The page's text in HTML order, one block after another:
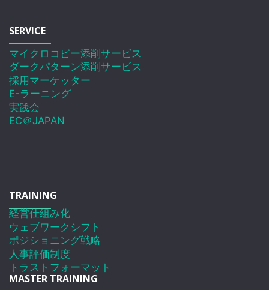
SERVICE
マイクロコピー添削サービス
ダークパターン添削サービス
採用マーケッター
E-ラーニング
実践会
EC＠JAPAN
TRAINING
経営仕組み化
ウェブワークシフト
ポジショニング戦略
人事評価制度
トラストフォーマット
MASTER TRAINING